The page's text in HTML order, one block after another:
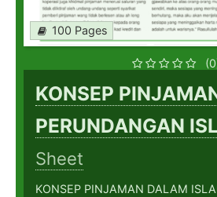
100 Pages
KONSEP
PERUNDANGAN
Sheet
KONSEP PINJAMAN DALAM